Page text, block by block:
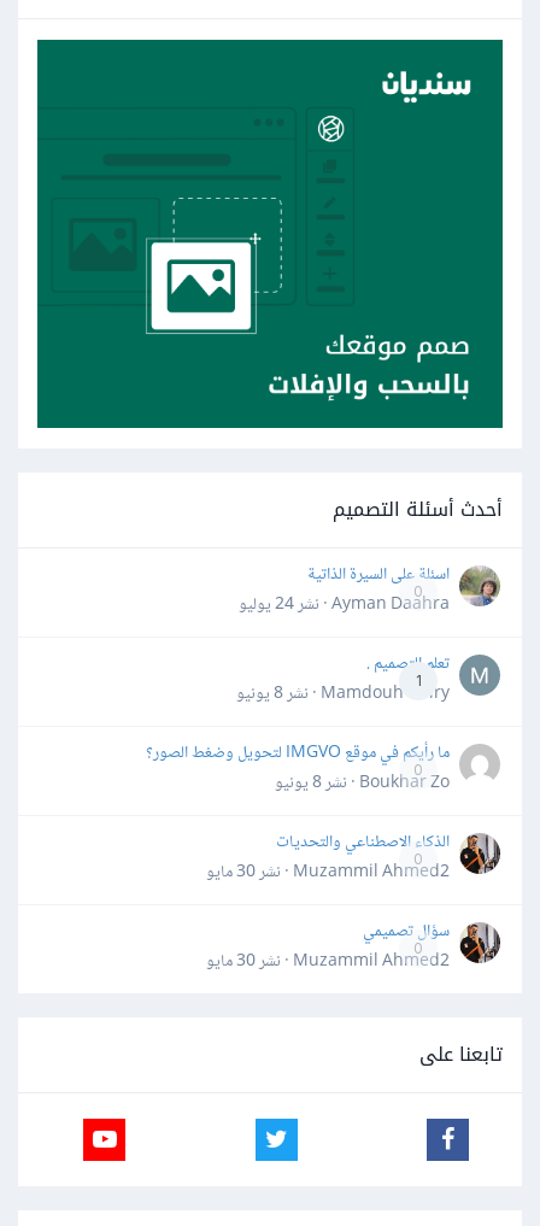
أحدث أسئلة التصميم
0
اسئلة على السيرة الذاتية
Ayman Daahra · نشر
24 يوليو
1
تعلم التصميم .
Mamdouh Khiry · نشر
8 يونيو
0
ما رأيكم في موقع IMGVO لتحويل وضغط الصور؟
Boukhar Zo · نشر
8 يونيو
0
الذكاء الاصطناعي والتحديات
Muzammil Ahmed2 · نشر
30 مايو
0
سؤال تصميمي
Muzammil Ahmed2 · نشر
30 مايو
تابعنا على